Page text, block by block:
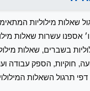
שאלות מילוליות
אספנו עשרות שאלות
בשברים, שאלות
חוקיות, הספק עבודה
תרגול השאלות